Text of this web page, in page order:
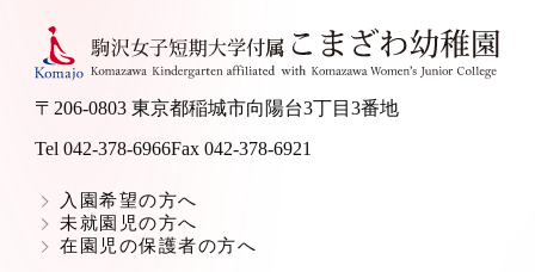
〒206-0803 東京都稲城市向陽台3丁目3番地
Tel 042-378-6966Fax 042-378-6921
入園希望の方へ
未就園児の方へ
在園児の保護者の方へ